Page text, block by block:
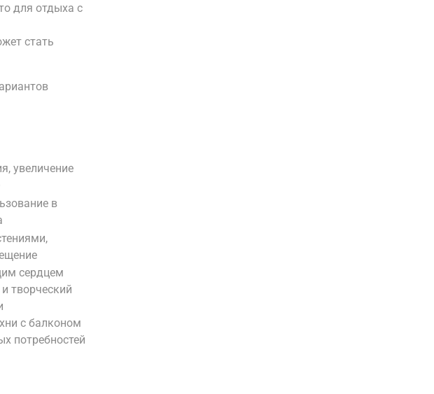
для отдыха с
стать
увеличение
в
сердцем
творческий
с балконом
потребностей